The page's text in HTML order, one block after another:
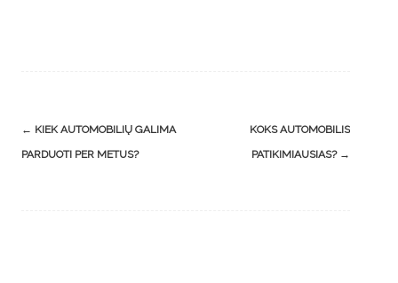
Post
navigation
← KIEK AUTOMOBILIŲ GALIMA
PARDUOTI PER METUS?
KOKS AUTOMOBILIS
PATIKIMIAUSIAS? →